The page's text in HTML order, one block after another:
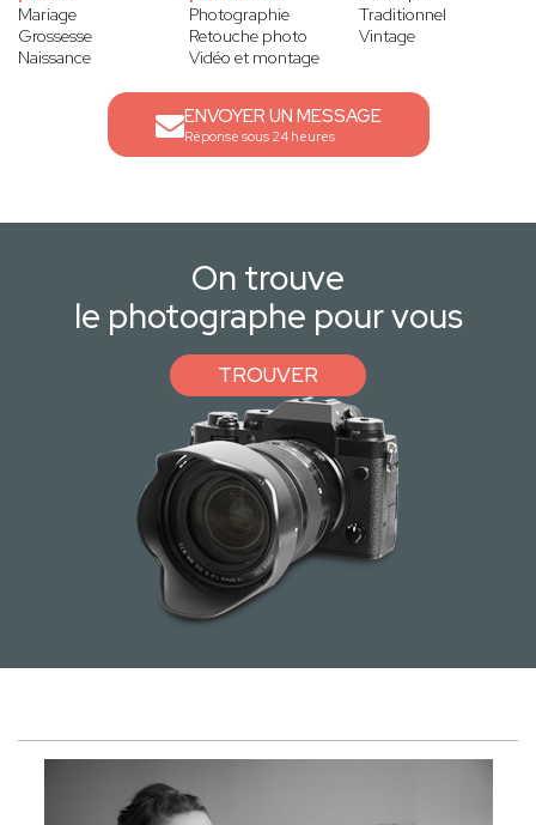
Mariage
Grossesse
Naissance
Photographie
Retouche photo
Vidéo et montage
Traditionnel
Vintage
ENVOYER UN MESSAGE
Réponse sous 24 heures
On trouve
le photographe pour vous
TROUVER